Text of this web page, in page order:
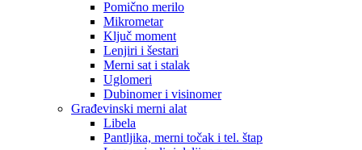
Pomično merilo
Mikrometar
Ključ moment
Lenjiri i šestari
Merni sat i stalak
Uglomeri
Dubinomer i visinomer
Građevinski merni alat
Libela
Pantljika, merni točak i tel. štap